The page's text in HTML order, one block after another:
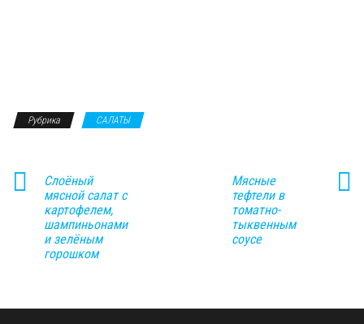
Рубрика САЛАТЫ
Слоёный
мясной салат с
картофелем,
шампиньонами
и зелёным
горошком
Мясные
тефтели в
томатно-
тыквенным
соусе